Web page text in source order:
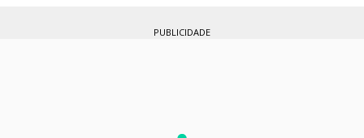
PUBLICIDADE